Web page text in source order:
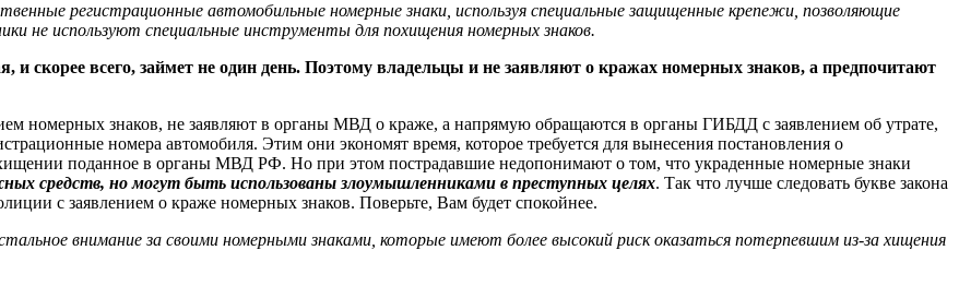
регистрационные автомобильные номерные знаки, используя специальные защищенные крепежи, позволяющие
не используют специальные инструменты для похищения номерных знаков.
и скорее всего, займет не один день. Поэтому владельцы и не заявляют о кражах номерных знаков, а предпочитают
номерных знаков, не заявляют в органы МВД о краже, а напрямую обращаются в органы ГИБДД с заявлением об утрате,
номера автомобиля. Этим они экономят время, которое требуется для вынесения постановления о
поданное в органы МВД РФ. Но при этом пострадавшие недопонимают о том, что украденные номерные знаки
средств, но могут быть использованы злоумышленниками в преступных целях. Так что лучше следовать букве закона
с заявлением о краже номерных знаков. Поверьте, Вам будет спокойнее.
внимание за своими номерными знаками, которые имеют более высокий риск оказаться потерпевшим из-за хищения